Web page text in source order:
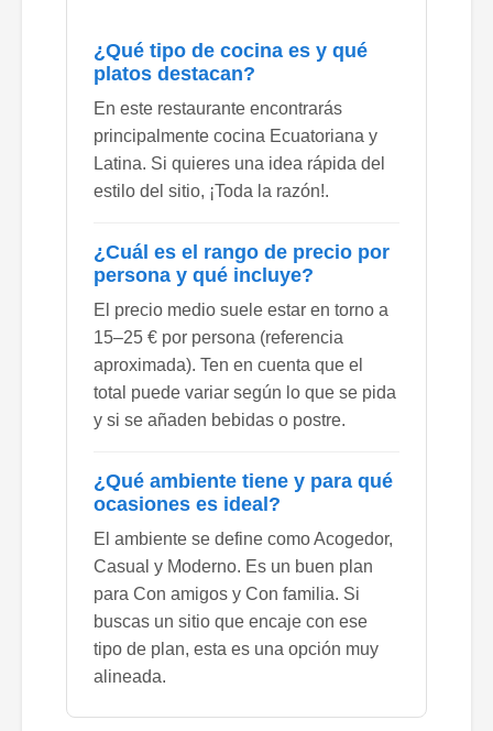
¿Qué tipo de cocina es y qué
platos destacan?
En este restaurante encontrarás
principalmente cocina Ecuatoriana y
Latina. Si quieres una idea rápida del
estilo del sitio, ¡Toda la razón!.
¿Cuál es el rango de precio por
persona y qué incluye?
El precio medio suele estar en torno a
15–25 € por persona (referencia
aproximada). Ten en cuenta que el
total puede variar según lo que se pida
y si se añaden bebidas o postre.
¿Qué ambiente tiene y para qué
ocasiones es ideal?
El ambiente se define como Acogedor,
Casual y Moderno. Es un buen plan
para Con amigos y Con familia. Si
buscas un sitio que encaje con ese
tipo de plan, esta es una opción muy
alineada.